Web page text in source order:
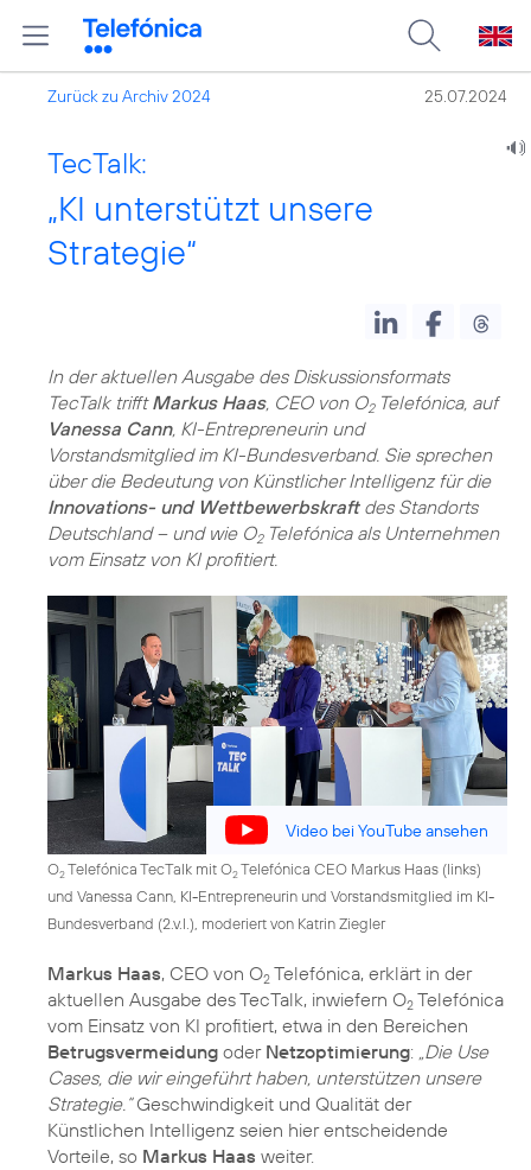
Zurück zu Archiv 2024 25.07.2024
TecTalk:
„KI unterstützt unsere
Strategie“
In der aktuellen Ausgabe des Diskussionsformats
TecTalk trifftMarkus Haas, CEO von O2Telefónica, auf
Vanessa Cann, KI-Entrepreneurin und
Vorstandsmitglied im KI-Bundesverband. Sie sprechen
über die Bedeutung von Künstlicher Intelligenz für die
Innovations- und Wettbewerbskraftdes Standorts
Deutschland – und wie O2Telefónica als Unternehmen
vom Einsatz von KI profitiert.
Video bei YouTube ansehen
O2Telefónica TecTalk mit O2Telefónica CEO Markus Haas (links)
und Vanessa Cann, KI-Entrepreneurin und Vorstandsmitglied im KI-
Bundesverband (2.v.l.), moderiert von Katrin Ziegler
Markus Haas, CEO von O2 Telefónica, erklärt in der
aktuellen Ausgabe des TecTalk, inwiefern O2 Telefónica
vom Einsatz von KI profitiert, etwa in den Bereichen
Betrugsvermeidung oder Netzoptimierung: „Die Use
Cases, die wir eingeführt haben, unterstützen unsere
Strategie.“Geschwindigkeit und Qualität der
Künstlichen Intelligenz seien hier entscheidende
Vorteile, so Markus Haas weiter.